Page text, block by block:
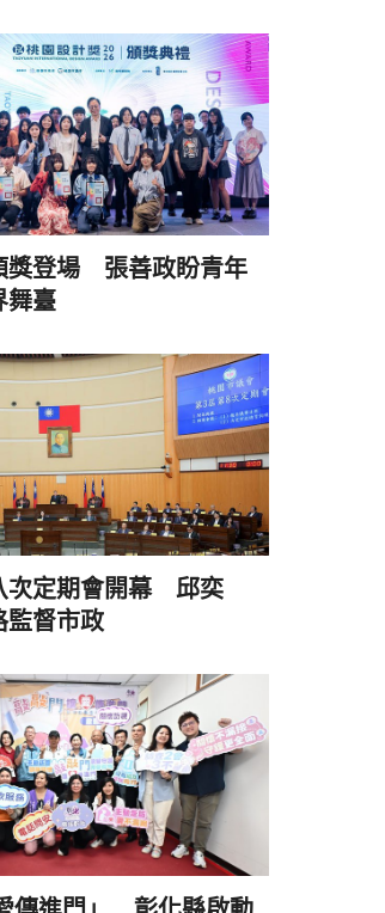
獎登場 張善政盼青年
舞臺
次定期會開幕 邱奕
監督市政